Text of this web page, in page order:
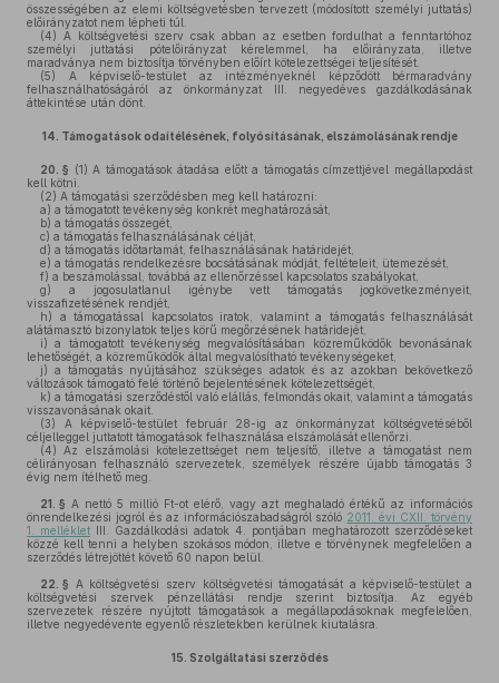
összességében az elemi költségvetésben tervezett (módosított személyi juttatás)
előirányzatot nem lépheti túl.
(4) A költségvetési szerv csak abban az esetben fordulhat a fenntartóhoz
személyi juttatási pótelőirányzat kérelemmel, ha előirányzata, illetve
maradványa nem biztosítja törvényben előírt kötelezettségei teljesítését.
(5) A képviselő-testület az intézményeknél képződött bérmaradvány
felhasználhatóságáról az önkormányzat III. negyedéves gazdálkodásának
áttekintése után dönt.
14. Támogatások odaítélésének, folyósításának, elszámolásának rendje
20. § (1) A támogatások átadása előtt a támogatás címzettjével megállapodást
kell kötni.
(2) A támogatási szerződésben meg kell határozni:
a) a támogatott tevékenység konkrét meghatározását,
b) a támogatás összegét,
c) a támogatás felhasználásának célját,
d) a támogatás időtartamát, felhasználásának határidejét,
e) a támogatás rendelkezésre bocsátásának módját, feltételeit, ütemezését,
f) a beszámolással, továbbá az ellenőrzéssel kapcsolatos szabályokat,
g) a jogosulatlanul igénybe vett támogatás jogkövetkezményeit,
visszafizetésének rendjét,
h) a támogatással kapcsolatos iratok, valamint a támogatás felhasználását
alátámasztó bizonylatok teljes körű megőrzésének határidejét,
i) a támogatott tevékenység megvalósításában közreműködők bevonásának
lehetőségét, a közreműködők által megvalósítható tevékenységeket,
j) a támogatás nyújtásához szükséges adatok és az azokban bekövetkező
változások támogató felé történő bejelentésének kötelezettségét,
k) a támogatási szerződéstől való elállás, felmondás okait, valamint a támogatás
visszavonásának okait.
(3) A képviselő-testület február 28-ig az önkormányzat költségvetéséből
céljelleggel juttatott támogatások felhasználása elszámolását ellenőrzi.
(4) Az elszámolási kötelezettséget nem teljesítő, illetve a támogatást nem
célirányosan felhasználó szervezetek, személyek részére újabb támogatás 3
évig nem ítélhető meg.
21. § A nettó 5 millió Ft-ot elérő, vagy azt meghaladó értékű az információs
önrendelkezési jogról és az információszabadságról szóló 2011. évi CXII. törvény
1. melléklet III. Gazdálkodási adatok 4. pontjában meghatározott szerződéseket
közzé kell tenni a helyben szokásos módon, illetve e törvénynek megfelelően a
szerződés létrejöttét követő 60 napon belül.
22. § A költségvetési szerv költségvetési támogatását a képviselő-testület a
költségvetési szervek pénzellátási rendje szerint biztosítja. Az egyéb
szervezetek részére nyújtott támogatások a megállapodásoknak megfelelően,
illetve negyedévente egyenlő részletekben kerülnek kiutalásra.
15. Szolgáltatási szerződés